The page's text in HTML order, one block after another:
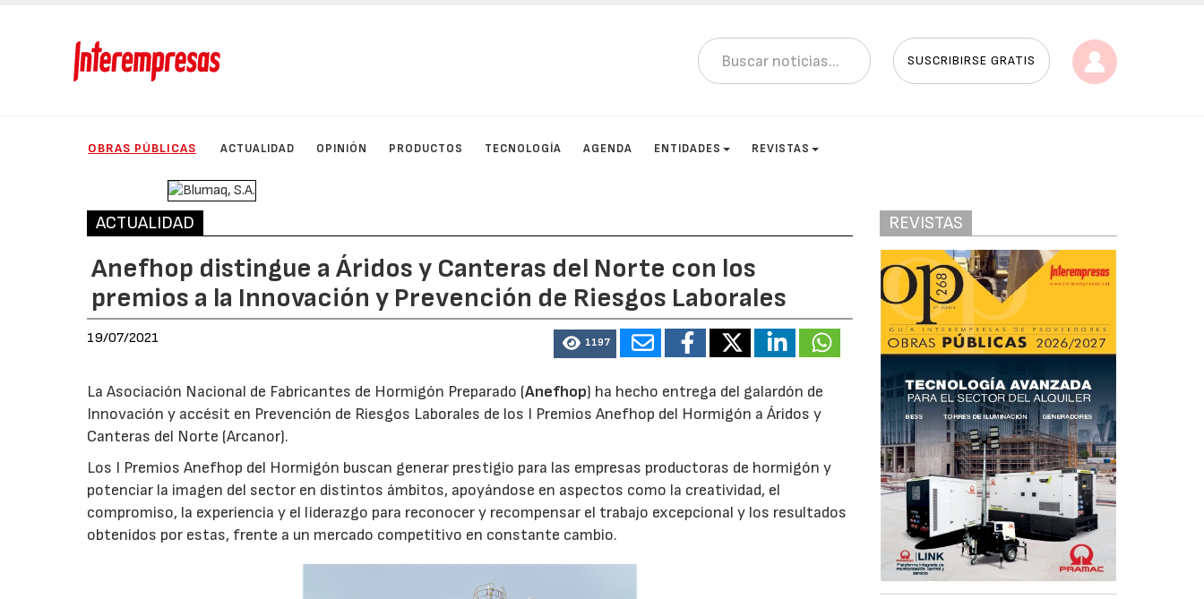
SUSCRIBIRSE GRATIS
OBRAS PÚBLICAS ACTUALIDAD OPINIÓN PRODUCTOS TECNOLOGÍA AGENDA ENTIDADES REVISTAS
ACTUALIDAD
Anefhop distingue a Áridos y Canteras del Norte con los
premios a la Innovación y Prevención de Riesgos Laborales
19/07/2021 1197
La Asociación Nacional de Fabricantes de Hormigón Preparado (Anefhop) ha hecho entrega del galardón de
Innovación y accésit en Prevención de Riesgos Laborales de los I Premios Anefhop del Hormigón a Áridos y
Canteras del Norte (Arcanor).
Los I Premios Anefhop del Hormigón buscan generar prestigio para las empresas productoras de hormigón y
potenciar la imagen del sector en distintos ámbitos, apoyándose en aspectos como la creatividad, el
compromiso, la experiencia y el liderazgo para reconocer y recompensar el trabajo excepcional y los resultados
obtenidos por estas, frente a un mercado competitivo en constante cambio.
REVISTAS